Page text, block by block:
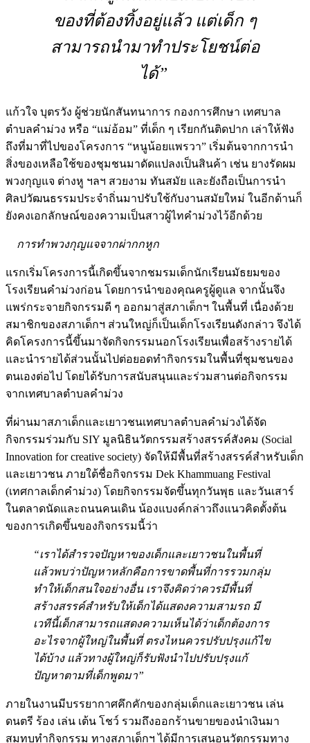
ของที่ต้องทิ้งอยู่แล้ว แต่เด็ก ๆ
สามารถนำมาทำประโยชน์ต่อ
ได้”
แก้วใจ บุตรวัง ผู้ช่วยนักสันทนาการ กองการศึกษา เทศบาล
ตำบลคำม่วง หรือ “แม่อ้อม” ที่เด็ก ๆ เรียกกันติดปาก เล่าให้ฟัง
ถึงที่มาที่ไปของโครงการ “หนูน้อยแพรวา” เริ่มต้นจากการนำ
สิ่งของเหลือใช้ของชุมชนมาดัดแปลงเป็นสินค้า เช่น ยางรัดผม
พวงกุญแจ ต่างหู ฯลฯ สวยงาม ทันสมัย และยังถือเป็นการนำ
ศิลปวัฒนธรรมประจำถิ่นมาปรับใช้กับงานสมัยใหม่ ในอีกด้านก็
ยังคงเอกลักษณ์ของความเป็นสาวผู้ไทคำม่วงไว้อีกด้วย
การทำพวงกุญแจจากผ่ากกหูก
แรกเริ่มโครงการนี้เกิดขึ้นจากชมรมเด็กนักเรียนมัธยมของ
โรงเรียนคำม่วงก่อน โดยการนำของคุณครูผู้ดูแล จากนั้นจึง
แพร่กระจายกิจกรรมดี ๆ ออกมาสู่สภาเด็กฯ ในพื้นที่ เนื่องด้วย
สมาชิกของสภาเด็กฯ ส่วนใหญ่ก็เป็นเด็กโรงเรียนดังกล่าว จึงได้
คิดโครงการนี้ขึ้นมาจัดกิจกรรมนอกโรงเรียนเพื่อสร้างรายได้
และนำรายได้ส่วนนั้นไปต่อยอดทำกิจกรรมในพื้นที่ชุมชนของ
ตนเองต่อไป โดยได้รับการสนับสนุนและร่วมสานต่อกิจกรรม
จากเทศบาลตำบลคำม่วง
ที่ผ่านมาสภาเด็กและเยาวชนเทศบาลตำบลคำม่วงได้จัด
กิจกรรมร่วมกับ SIY มูลนิธินวัตกรรมสร้างสรรค์สังคม (Social
Innovation for creative society) จัดให้มีพื้นที่สร้างสรรค์สำหรับเด็ก
และเยาวชน ภายใต้ชื่อกิจกรรม Dek Khammuang Festival
(เทศกาลเด็กคำม่วง) โดยกิจกรรมจัดขึ้นทุกวันพุธ และวันเสาร์
ในตลาดนัดและถนนคนเดิน น้องแบงค์กล่าวถึงแนวคิดตั้งต้น
ของการเกิดขึ้นของกิจกรรมนี้ว่า
“เราได้สำรวจปัญหาของเด็กและเยาวชนในพื้นที่
แล้วพบว่าปัญหาหลักคือการขาดพื้นที่การรวมกลุ่ม
ทำให้เด็กสนใจอย่างอื่น เราจึงคิดว่าควรมีพื้นที่
สร้างสรรค์สำหรับให้เด็กได้แสดงความสามรถ มี
เวทีนี้เด็กสามารถแสดงความเห็นได้ว่าเด็กต้องการ
อะไรจากผู้ใหญ่ในพื้นที่ ตรงไหนควรปรับปรุงแก้ไข
ได้บ้าง แล้วทางผู้ใหญ่ก็รับฟังนำไปปรับปรุงแก้
ปัญหาตามที่เด็กพูดมา”
ภายในงานมีบรรยากาศคึกคักของกลุ่มเด็กและเยาวชน เล่น
ดนตรี ร้อง เล่น เต้น โชว์ รวมถึงออกร้านขายของนำเงินมา
สมทบทำกิจกรรม ทางสภาเด็กฯ ได้มีการเสนอนวัตกรรมทาง